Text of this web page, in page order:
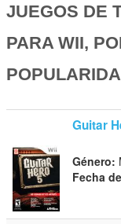
JUEGOS DE
PARA WII,
Guitar
Género:
Fecha